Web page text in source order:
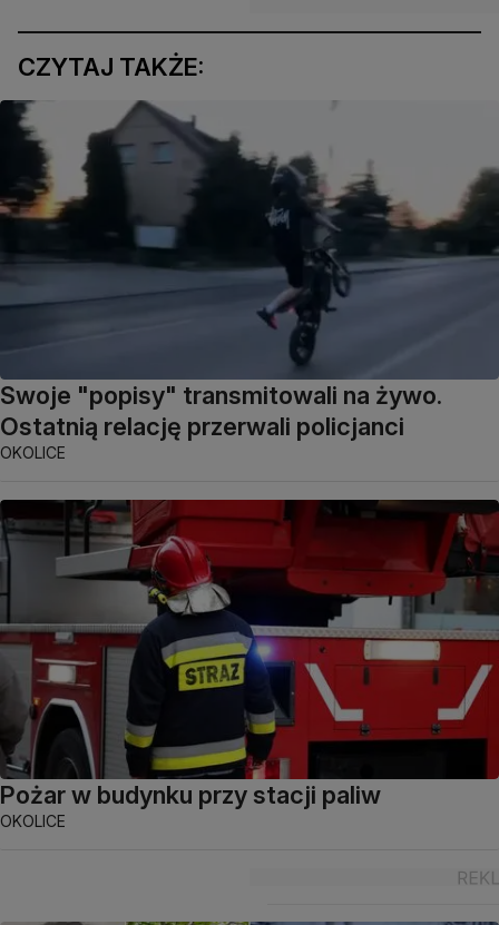
CZYTAJ TAKŻE:
Swoje "popisy" transmitowali na żywo.
Ostatnią relację przerwali policjanci
OKOLICE
Pożar w budynku przy stacji paliw
OKOLICE